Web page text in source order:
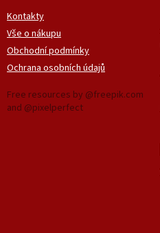
Kontakty
Vše o nákupu
Obchodní podmínky
Ochrana osobních údajů
Free resources by @freepik.com
and @pixelperfect